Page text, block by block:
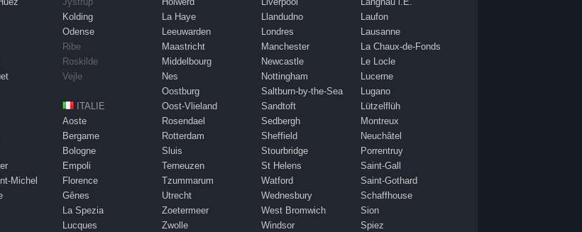
Michel
Kolding
Odense
Ribe
Roskilde
Vejle
ITALIE
Aoste
Bergame
Bologne
Empoli
Florence
Gênes
La Spezia
Lucques
La Haye
Leeuwarden
Maastricht
Middelbourg
Nes
Oostburg
Oost-Vlieland
Rosendael
Rotterdam
Sluis
Terneuzen
Tzummarum
Utrecht
Zoetermeer
Zwolle
Llandudno
Londres
Manchester
Newcastle
Nottingham
Saltburn-by-the-Sea
Sandtoft
Sedbergh
Sheffield
Stourbridge
St Helens
Watford
Wednesbury
West Bromwich
Windsor
Laufon
Lausanne
La Chaux-de-Fonds
Le Locle
Lucerne
Lugano
Lützelflüh
Montreux
Neuchâtel
Porrentruy
Saint-Gall
Saint-Gothard
Schaffhouse
Sion
Spiez